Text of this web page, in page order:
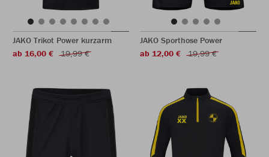
JAKO Trikot Power kurzarm
ab 16,00 €
19,99 €
JAKO Sporthose Power
ab 12,00 €
19,99 €